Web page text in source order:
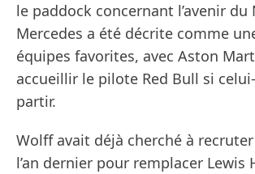
le paddock concernant l’avenir du
Mercedes a été décrite comme
équipes favorites, avec Aston
accueillir le pilote Red Bull si
partir.
Wolff avait déjà cherché à
l’an dernier pour remplacer Lewis